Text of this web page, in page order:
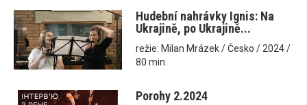
Hudební nahrávky Ignis: Na
Ukrajině, po Ukrajině...
režie: Milan Mrázek / Česko / 2024 /
80 min.
Porohy 2.2024